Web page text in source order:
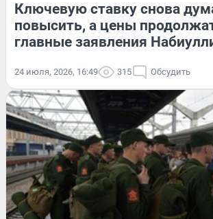
Ключевую ставку снова
повысить, а цены
главные заявления
24 июля, 2026, 16:49 315 Обсудить